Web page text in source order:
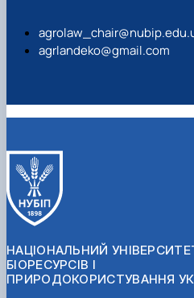
agrlandeko@gmail.com
НАЦІОНАЛЬНИЙ
БІОРЕСУРСІВ І
ПРИРОДОКОРИСТУВАННЯ